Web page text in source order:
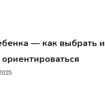
— как выбрать и